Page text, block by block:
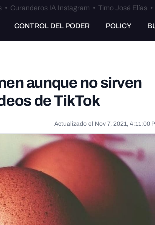
• Curanderos IA Instagram • Timo José Elías•
CONTROL DEL PODER POLICY
aunque no sirven
de TikTok
Actualizado el Nov 7, 2021, 4:11:00